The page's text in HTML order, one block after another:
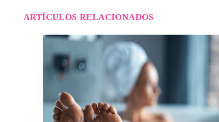
ARTÍCULOS RELACIONADOS